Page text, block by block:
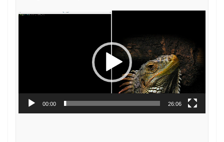
Video-
00:00 26:06